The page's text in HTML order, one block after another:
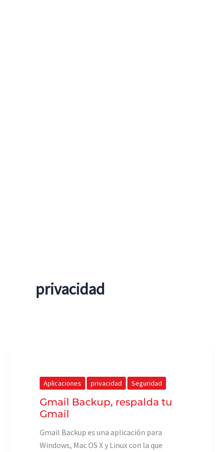
privacidad
Aplicaciones privacidad Seguridad
Gmail Backup, respalda tu
Gmail
Gmail Backup es una aplicación para
Windows, Mac OS X y Linux con la que